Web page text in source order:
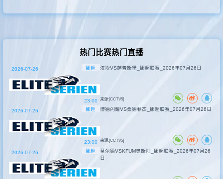
热门比赛热门直播
挪超
23:00
2026-07-26 汉坎VS萨普斯堡_挪超联赛_2026年07月26日
来源:[CCTV5]
挪超
23:00
2026-07-26 博德闪耀VS桑德菲杰_挪超联赛_2026年07月26日
来源:[CCTV5]
挪超
2026-07-26
莫尔德VSKFUM奥斯陆_挪超联赛_2026年07月26
日